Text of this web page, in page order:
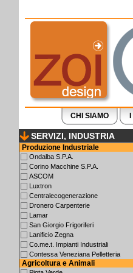
CHI SIAMO
SERVIZI, INDUSTRIA
Produzione Industriale
Ondalba S.P.A.
Corino Macchine S.P.A.
ASCOM
Luxtron
Centralecogenerazione
Dronero Carpenterie
Lamar
San Giorgio Frigoriferi
Lanificio Zegna
Co.me.t. Impianti Industriali
Contessa Veneziana Pelletteria
Agricoltura e Animali